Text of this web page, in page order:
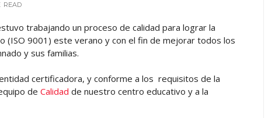
READ
trabajando un proceso de calidad para lograr la
(ISO 9001) este verano y con el fin de mejorar todos los
y sus familias.
certificadora, y conforme a los requisitos de la
de Calidad de nuestro centro educativo y a la